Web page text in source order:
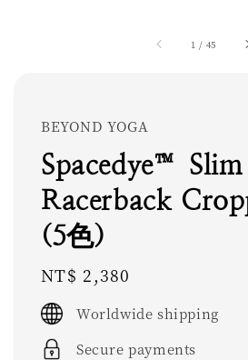
1 / 45
BEYOND YOGA
Spacedye™ Slim
Racerback
(5色)
Regular
price
NT$ 2,380
Worldwide shipping
Secure payments